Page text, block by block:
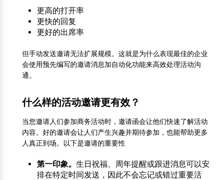
更高的打开率
更快的回复
更好的出席率
但手动发送邀请无法扩展规模。这就是为什么表现最佳的企业
会使用预先编写的邀请消息加自动化功能来高效处理活动沟
通。
什么样的活动邀请更有效？
当您邀请人们参加商务活动时，邀请函会让他们快速了解活动
内容。好的邀请会让人们产生兴趣并期待参加，也能帮助更多
人真正到场。以下是邀请的重要性
第一印象。 生日祝福、周年提醒或跟进消息可以安
排在特定时间发送，因此不会忘记或错过重要活